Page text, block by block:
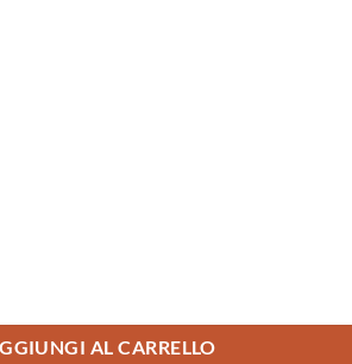
AL CARRELLO